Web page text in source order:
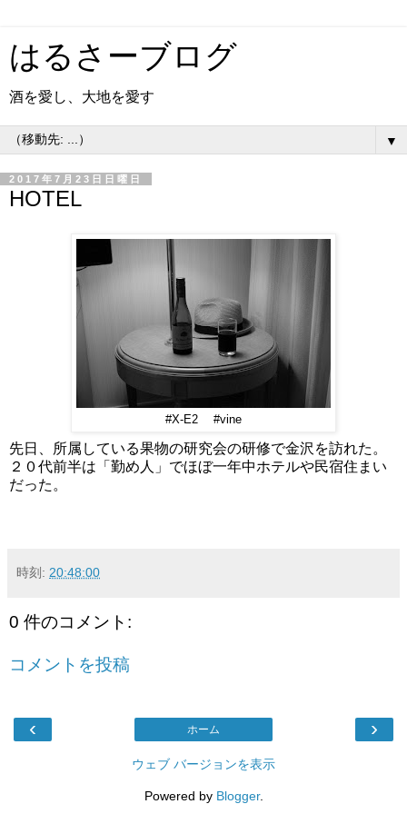
はるさーブログ
酒を愛し、大地を愛す
▼
2017年7月23日日曜日
HOTEL
#X-E2 #vine
先日、所属している果物の研究会の研修で金沢を訪れた。
２０代前半は「勤め人」でほぼ一年中ホテルや民宿住まい
だった。
時刻: 20:48:00
0 件のコメント:
コメントを投稿
‹ ›
ホーム
ウェブ バージョンを表示
Powered by Blogger.